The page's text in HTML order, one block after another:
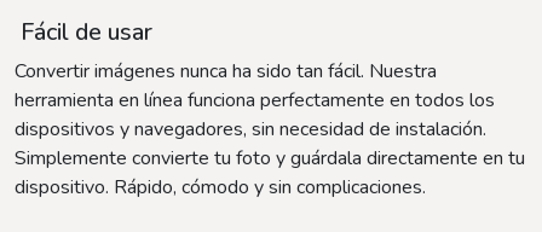
Fácil de usar
Convertir imágenes nunca ha sido tan fácil. Nuestra
herramienta en línea funciona perfectamente en todos los
dispositivos y navegadores, sin necesidad de instalación.
Simplemente convierte tu foto y guárdala directamente en tu
dispositivo. Rápido, cómodo y sin complicaciones.